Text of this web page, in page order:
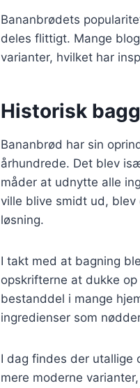
Bananbrødets
deles flittigt. Mange
varianter, hvilket har
Historisk
Bananbrød har sin
århundrede. Det blev
måder at udnytte alle
ville blive smidt ud,
løsning.
I takt med at bagning
opskrifterne at dukke
bestanddel i mange
ingredienser som
I dag findes der
mere moderne